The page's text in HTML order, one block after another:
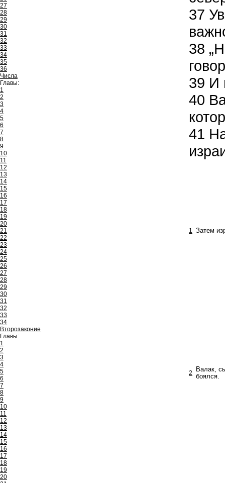
27
28
29
30
31
32
33
34
35
36
Числа
Главы:
1
2
3
4
5
6
7
8
9
10
11
12
13
14
15
16
17
18
19
20
21
22
23
24
25
26
27
28
29
30
31
32
33
34
Второзаконие
Главы:
1
2
3
4
5
6
7
8
9
10
11
12
13
14
15
16
17
18
19
20
37
38
39 И
40
41
1 Затем
2
Валак,
боялся.